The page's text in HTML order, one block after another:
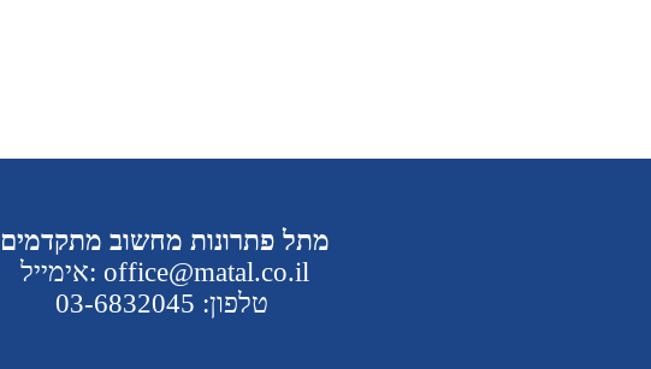
מתל פתרונות מחשוב מתקדמים
אימייל: office@matal.co.il
טלפון: 03-6832045